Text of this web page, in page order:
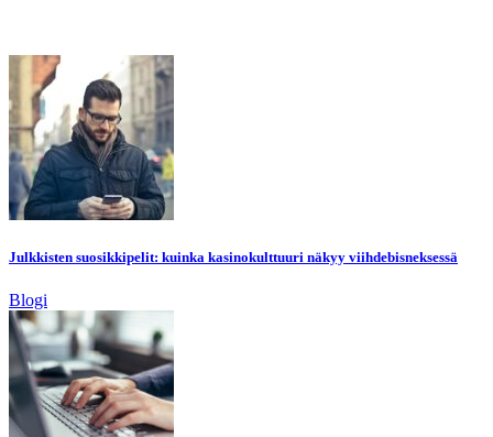
Julkkisten suosikkipelit: kuinka kasinokulttuuri näkyy viihdebisneksessä
Blogi